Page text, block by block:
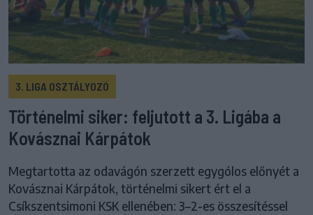
3. LIGA OSZTÁLYOZÓ
Történelmi siker: feljutott a 3. Ligába a
Kovásznai Kárpátok
Megtartotta az odavágón szerzett egygólos előnyét a
Kovásznai Kárpátok, történelmi sikert ért el a
Csíkszentsimoni KSK ellenében: 3–2-es összesítéssel